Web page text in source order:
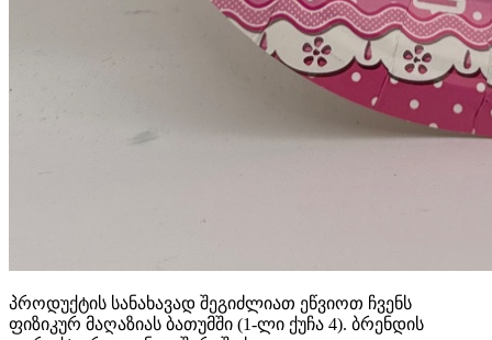
პროდუქტის სანახავად შეგიძლიათ ეწვიოთ ჩვენს
ფიზიკურ მაღაზიას ბათუმში (1-ლი ქუჩა 4). ბრენდის